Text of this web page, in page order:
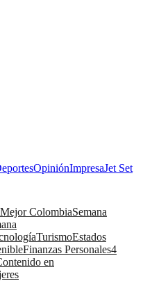
OpiniónImpresaJet Set
Mejor ColombiaSemana
TurismoEstados
Finanzas Personales4
en